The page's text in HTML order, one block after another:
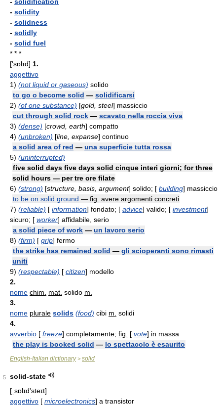
- solidity
- solidness
- solidly
- solid fuel
* * *
['sɒlɪd] 1.
aggettivo
1) (not liquid or gaseous) solido
to go o become solid — solidificarsi
2) (of one substance) [gold, steel] massiccio
cut through solid rock — scavato nella roccia viva
3) (dense) [crowd, earth] compatto
4) (unbroken) [line, expanse] continuo
a solid area of red — una superficie tutta rossa
5) (uninterrupted)
five solid days five days solid cinque interi giorni; for three
solid hours — per tre ore filate
6) (strong) [structure, basis, argument] solido; [ building] massiccio
to be on solid ground — fig. avere argomenti concreti
7) (reliable) [ information] fondato; [ advice] valido; [ investment]
sicuro; [ worker] affidabile, serio
a solid piece of work — un lavoro serio
8) (firm) [ grip] fermo
the strike has remained solid — gli scioperanti sono rimasti
uniti
9) (respectable) [ citizen] modello
2.
nome chim. mat. solido m.
3.
nome plurale solids (food) cibi m. solidi
4.
avverbio [ freeze] completamente; fig. [ vote] in massa
the play is booked solid — lo spettacolo è esaurito
English-Italian dictionary> solid
5
solid-state
[ˌsɒlɪd'steɪt]
aggettivo [ microelectronics] a transistor